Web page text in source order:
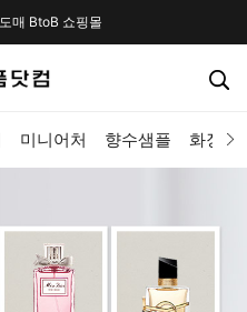
매 BtoB 쇼핑몰
미니어처 향수샘플 화장품